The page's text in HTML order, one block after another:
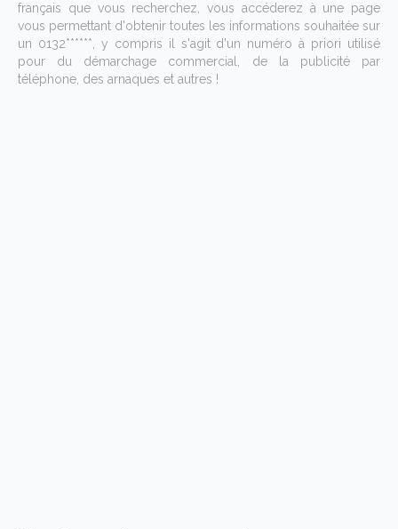
français que vous recherchez, vous accéderez à une page
vous permettant d'obtenir toutes les informations souhaitée sur
un 0132******, y compris il s'agit d'un numéro à priori utilisé
pour du démarchage commercial, de la publicité par
téléphone, des arnaques et autres !